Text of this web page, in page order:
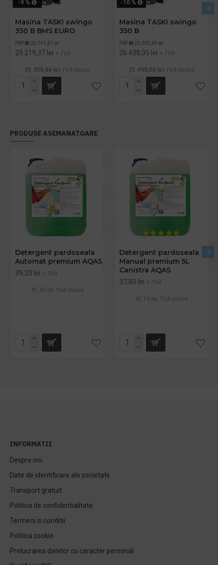
-9 %
Masina TASKI swingo
350 B BMS EURO
PRP 32.141,31 lei
29.219,37 lei + TVA
35.355,44 lei TVA inclus
-10 %
Masina TASKI swingo
350 B
PRP 29.395,69 lei
26.438,05 lei + TVA
31.990,04 lei TVA inclus
PRODUSE ASEMANATOARE
Detergent pardoseala
Automat premium AQAS
39,20 lei + TVA
47,43 lei TVA inclus
Detergent pardoseala
Manual premium 5L
Canistra AQAS
37,80 lei + TVA
45,74 lei TVA inclus
INFORMATII
Despre noi
Date de identificare ale societatii
Transport gratuit
Politica de confidentialitate
Termeni si conditii
Politica cookie
Prelucrarea datelor cu caracter personal